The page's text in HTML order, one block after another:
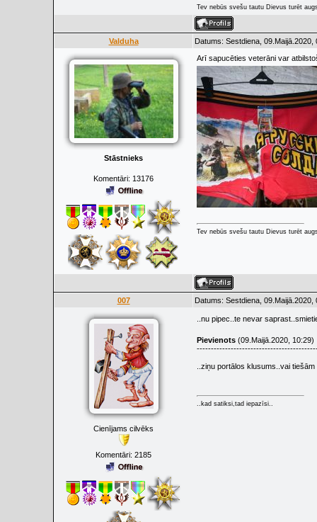
Tev nebūs svešu tautu Dievus turēt
Valduha Datums: Sestdiena,
Stāstnieks
Komentāri: 13176
Arī sapucēties veterāni var
Tev nebūs svešu tautu Dievus turēt
007 Datums: Sestdiena,
Cienījams cilvēks
Komentāri: 2185
..nu pipec..te nevar
Pievienots (09.Maijā.2020, 10:29)
..ziņu portālos klusums..vai
..kad satiksi,tad iepazīsi..